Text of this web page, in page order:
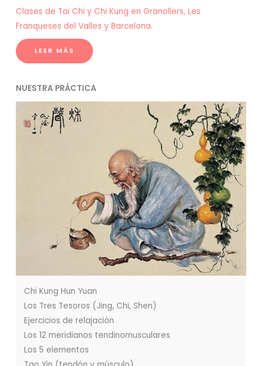
Clases de Tai Chi y Chi Kung en Granollers, Les
Franqueses del Valles y Barcelona.
LEER MÁS
NUESTRA PRÁCTICA
Chi Kung Hun Yuan
Los Tres Tesoros (Jing, Chi, Shen)
Ejercicios de relajación
Los 12 meridianos tendinomusculares
Los 5 elementos